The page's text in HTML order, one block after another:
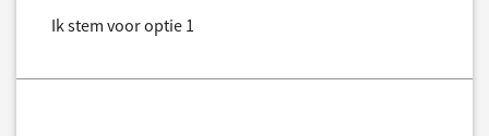
Ik stem voor optie 1